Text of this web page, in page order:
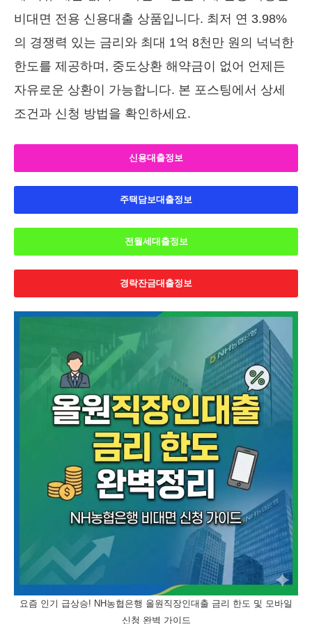
비대면 전용 신용대출 상품입니다. 최저 연 3.98%
의 경쟁력 있는 금리와 최대 1억 8천만 원의 넉넉한
한도를 제공하며, 중도상환 해약금이 없어 언제든
자유로운 상환이 가능합니다. 본 포스팅에서 상세
조건과 신청 방법을 확인하세요.
신용대출정보
주택담보대출정보
전월세대출정보
경락잔금대출정보
요즘 인기 급상승! NH농협은행 올원직장인대출 금리 한도 및 모바일
신청 완벽 가이드